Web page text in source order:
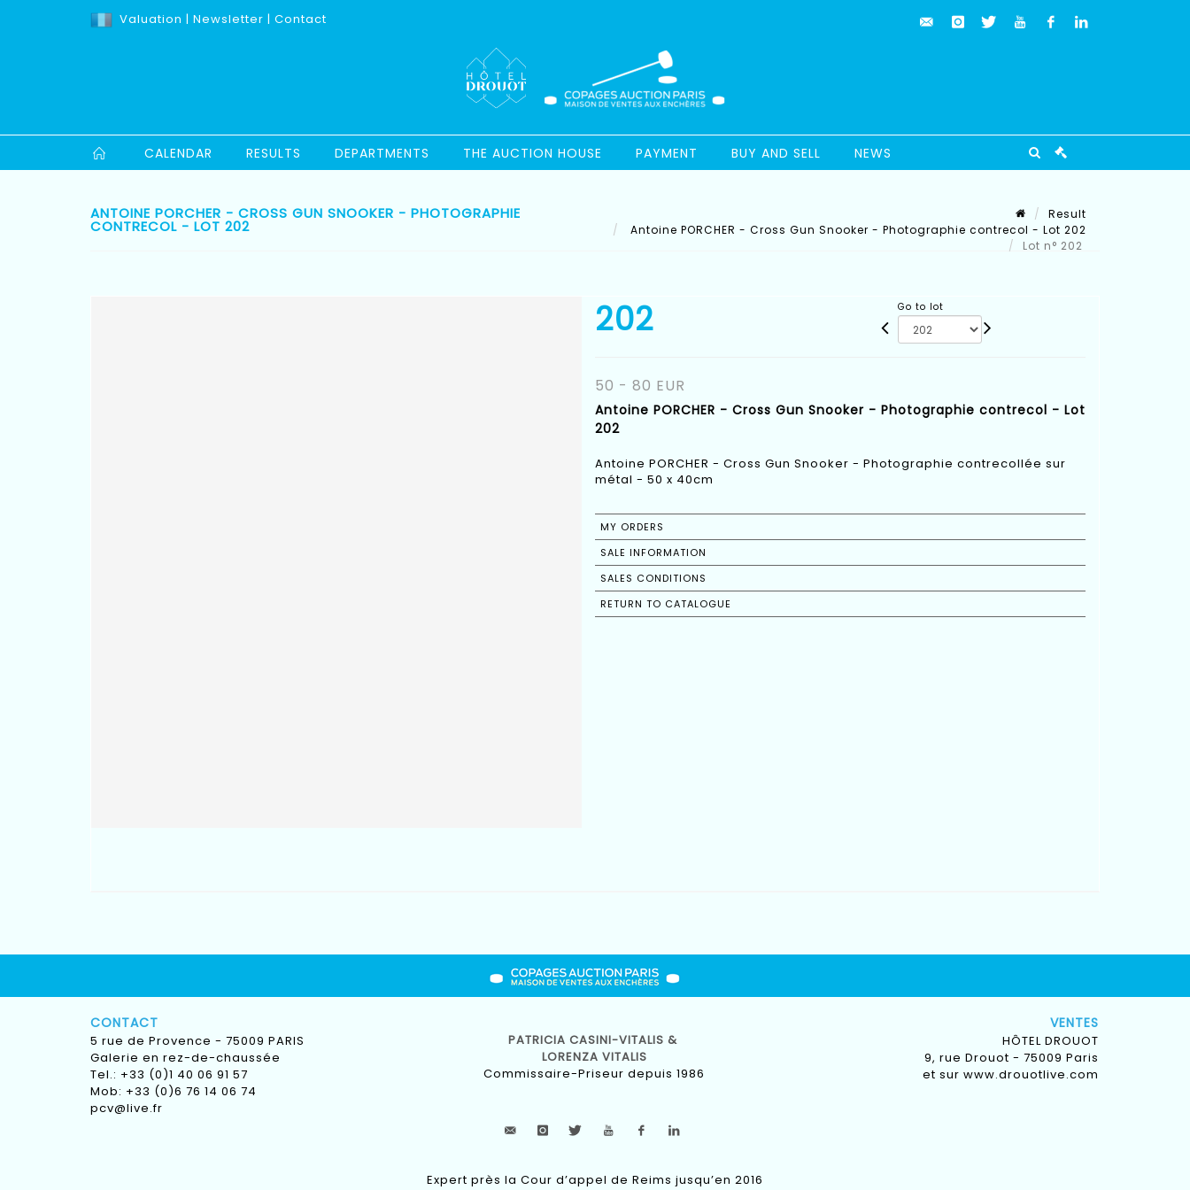
Valuation | Newsletter | Contact
CALENDAR RESULTS DEPARTMENTS THE AUCTION HOUSE PAYMENT BUY AND SELL NEWS
ANTOINE PORCHER - CROSS GUN SNOOKER - PHOTOGRAPHIE
CONTRECOL - LOT 202
Result
Antoine PORCHER - Cross Gun Snooker - Photographie contrecol - Lot 202
Lot n° 202
202 Go to lot
50 - 80 EUR
Antoine PORCHER - Cross Gun Snooker - Photographie contrecol - Lot
202
Antoine PORCHER - Cross Gun Snooker - Photographie contrecollée sur
métal - 50 x 40cm
MY ORDERS
SALE INFORMATION
SALES CONDITIONS
RETURN TO CATALOGUE
CONTACT
5 rue de Provence - 75009 PARIS
Galerie en rez-de-chaussée
Tel.: +33 (0)1 40 06 91 57
Mob: +33 (0)6 76 14 06 74
pcv@live.fr
PATRICIA CASINI-VITALIS &
LORENZA VITALIS
Commissaire-Priseur depuis 1986
VENTES
HÔTEL DROUOT
9, rue Drouot - 75009 Paris
et sur www.drouotlive.com
Expert près la Cour d’appel de Reims jusqu’en 2016